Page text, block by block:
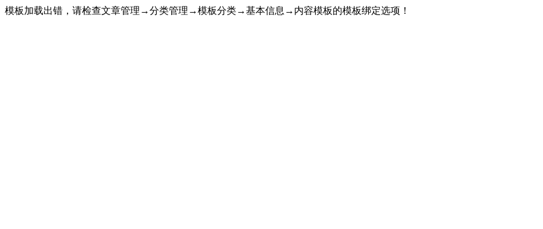
模板加载出错，请检查文章管理→分类管理→模板分类→基本信息→内容模板的模板绑定选项！